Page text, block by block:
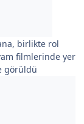
birlikte rol
filmlerinde yer
görüldü